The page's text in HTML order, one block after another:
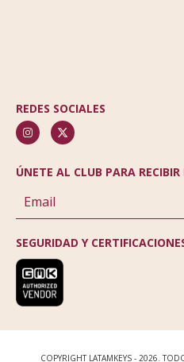
REDES SOCIALES
ÚNETE AL CLUB PARA
SEGURIDAD Y
COPYRIGHT LATAMKEYS - 2026.